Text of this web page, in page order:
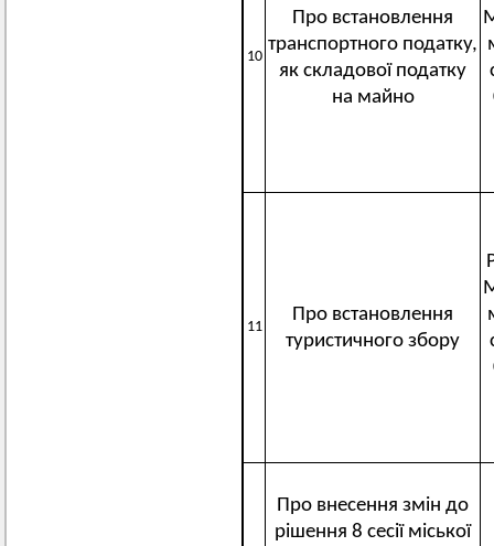
10
Про встановлення
транспортного податку,
як складової податку
на майно
11
Про встановлення
туристичного збору
Про внесення змін до
рішення 8 сесії міської